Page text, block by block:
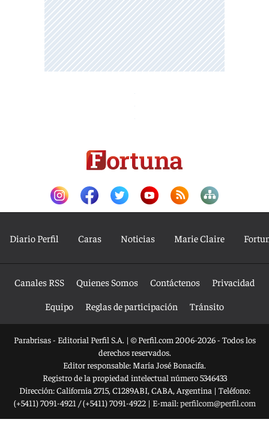
Diario Perfil Caras Noticias Marie Claire
Canales RSS Quienes Somos Contáctenos
Privacidad
Equipo
Reglas de participación Tránsito
Parabrisas - Editorial Perfil S.A. | © Perfil.com 2006-2026 - Todos los
derechos reservados.
Editor responsable: María José Bonacifa.
Registro de la propiedad intelectual número 5346433
Dirección:California 2715, C1289ABI, CABA, Argentina | Teléfono:
(+5411) 7091-4921 /(+5411) 7091-4922| E-mail:perfilcom@perfil.com